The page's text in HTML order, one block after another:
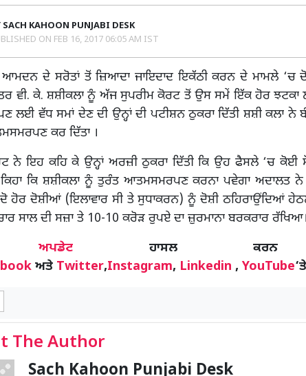
SACH KAHOON PUNJABI DESK
ON FEB 16, 2017 06:05 AM IST
ਦੇ ਸਰੋਤਾਂ ਤੋਂ ਜ਼ਿਆਦਾ ਜਾਇਦਾਦ ਇਕੱਠੀ ਕਰਨ ਦੇ ਮਾਮਲੇ ‘ਚ
ਵੀ. ਕੇ. ਸ਼ਸ਼ੀਕਲਾ ਨੂੰ ਅੱਜ ਸੁਪਰੀਮ ਕੋਰਟ ਤੋਂ ਉਸ ਸਮੇਂ ਇੱਕ ਹੋਰ
ਲਈ ਵੱਧ ਸਮਾਂ ਦੇਣ ਦੀ ਉਨ੍ਹਾਂ ਦੀ ਪਟੀਸ਼ਨ ਠੁਕਰਾ ਦਿੱਤੀ ਸ਼ਸ਼ੀ ਕਲਾ
ਕਰ ਦਿੱਤਾ ।
ਨੇ ਇਹ ਕਹਿ ਕੇ ਉਨ੍ਹਾਂ ਅਰਜ਼ੀ ਠੁਕਰਾ ਦਿੱਤੀ ਕਿ ਉਹ ਫੈਸਲੇ ‘ਚ ਕੋਈ
ਕਿ ਸ਼ਸ਼ੀਕਲਾ ਨੂੰ ਤੁਰੰਤ ਆਤਮਸਮਰਪਣ ਕਰਨਾ ਪਵੇਗਾ ਅਦਾਲਤ
ਹੋਰ ਦੋਸ਼ੀਆਂ (ਇਲਾਵਾਰ ਸੀ ਤੇ ਸੁਧਾਕਰਨ) ਨੂੰ ਦੋਸ਼ੀ ਠਹਿਰਾਉਂਦਿਆਂ
ਸਾਲ ਦੀ ਸਜ਼ਾ ਤੇ 10-10 ਕਰੋੜ ਰੁਪਏ ਦਾ ਜ਼ੁਰਮਾਨਾ ਬਰਕਰਾਰ ਰੱਖਿਆ।
ਅਪਡੇਟ ਹਾਸਲ ਕਰਨ
ਅਤੇ Twitter,Instagram, Linkedin , YouTube
The Author
Sach Kahoon Punjabi Desk